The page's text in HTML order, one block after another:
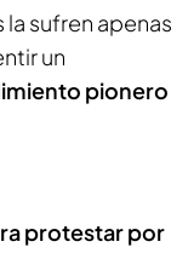
sufren apenas
un
pionero
protestar por